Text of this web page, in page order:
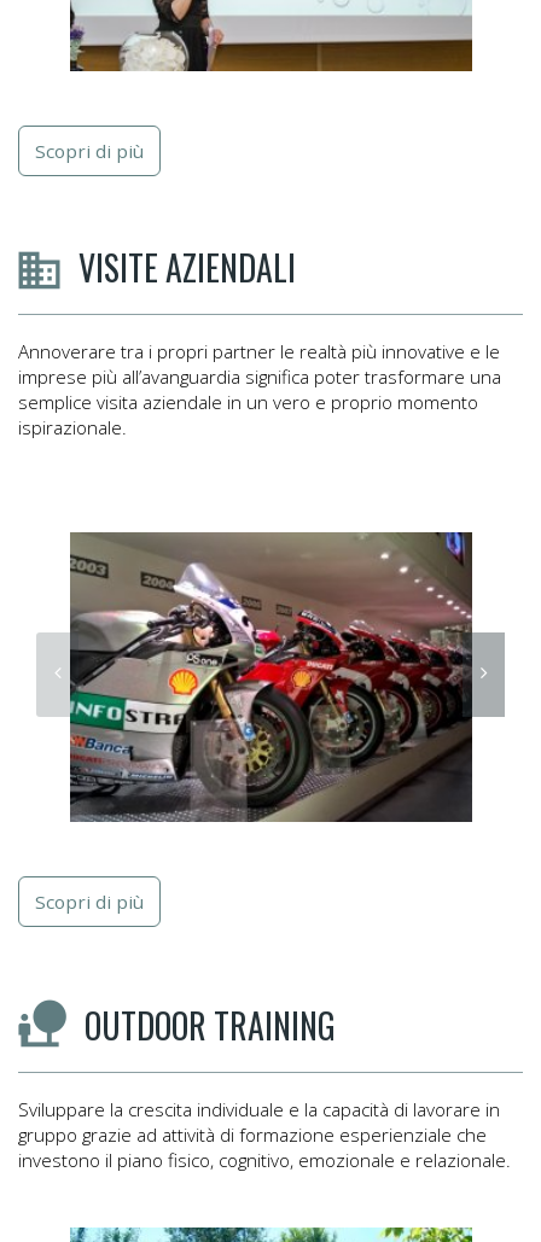
Scopri di più
VISITE AZIENDALI
Annoverare tra i propri partner le realtà più innovative e le
imprese più all’avanguardia significa poter trasformare una
semplice visita aziendale in un vero e proprio momento
ispirazionale.
Scopri di più
OUTDOOR TRAINING
Sviluppare la crescita individuale e la capacità di lavorare in
gruppo grazie ad attività di formazione esperienziale che
investono il piano fisico, cognitivo, emozionale e relazionale.